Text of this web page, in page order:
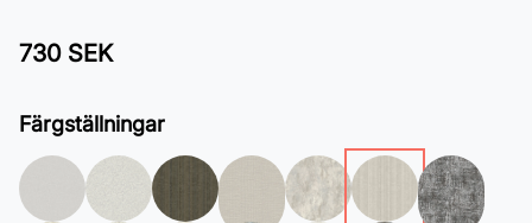
730 SEK
Färgställningar